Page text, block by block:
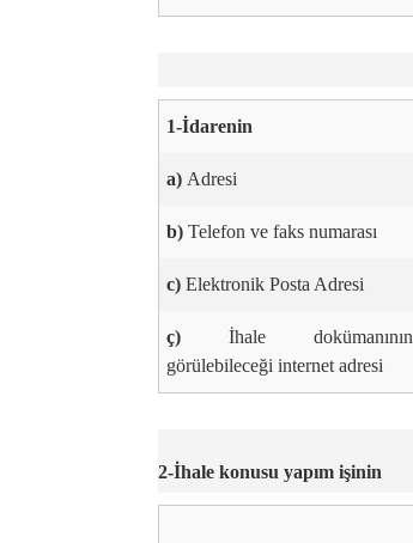
1-İdarenin
a) Adresi
b) Telefon ve faks numarası
c) Elektronik Posta Adresi
ç) İhale dokümanının
görülebileceği internet adresi
2-İhale konusu yapım işinin